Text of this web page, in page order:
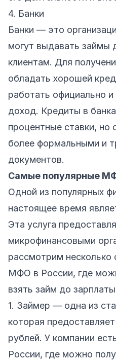
4. Банки
Банки — это
могут выдавать займы
клиентам. Для
обладать хорошей
работать официально
доход. Кредиты в
процентные ставки, но
более формальными и
документов.
Самые популярные
Одной из популярных
настоящее время
Эта услуга
микрофинансовыми
рассмотрим несколько
МФО в России, где
взять займ до
1. Займер — одна из
которая
рублей. У компании
России, где можно